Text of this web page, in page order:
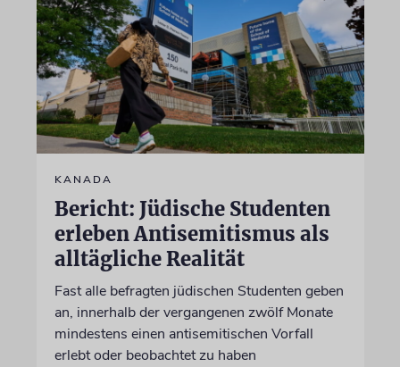
KANADA
Bericht: Jüdische Studenten
erleben Antisemitismus als
alltägliche Realität
Fast alle befragten jüdischen Studenten geben
an, innerhalb der vergangenen zwölf Monate
mindestens einen antisemitischen Vorfall
erlebt oder beobachtet zu haben